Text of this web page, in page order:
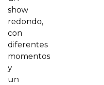
show
redondo,
con
diferentes
momentos
y
un